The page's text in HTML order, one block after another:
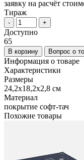
заявку на расчёт
Тираж
- +
Доступно
65
В корзину Вопрос о
Информация о товаре
Характеристики
Размеры
24,2х18,2х2,8 см
Материал
покрытие софт-тач
Похожие товары